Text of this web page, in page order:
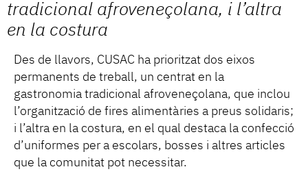
tradicional afroveneçolana, i l’altra
en la costura
Des de llavors, CUSAC ha prioritzat dos eixos
permanents de treball, un centrat en la
gastronomia tradicional afroveneçolana, que inclou
l’organització de fires alimentàries a preus solidaris;
i l’altra en la costura, en el qual destaca la confecció
d’uniformes per a escolars, bosses i altres articles
que la comunitat pot necessitar.